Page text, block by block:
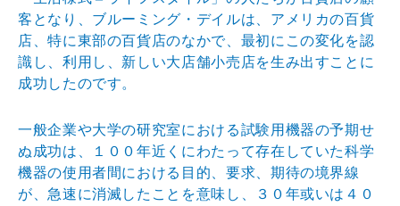
客となり、ブルーミング・デイルは、アメリカの百貨
店、特に東部の百貨店のなかで、最初にこの変化を認
識し、利用し、新しい大店舗小売店を生み出すことに
成功したのです。
一般企業や大学の研究室における試験用機器の予期せ
ぬ成功は、１００年近くにわたって存在していた科学
機器の使用者間における目的、要求、期待の境界線
が、急速に消滅したことを意味し、３０年或いは４０